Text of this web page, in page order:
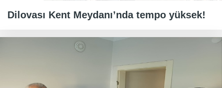
Dilovası Kent Meydanı’nda tempo yüksek!